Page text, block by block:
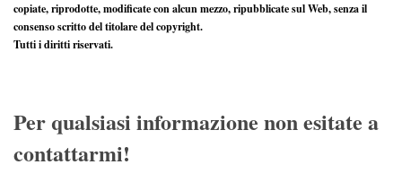
copiate, riprodotte, modificate con alcun mezzo, ripubblicate sul Web, senza il
consenso scritto del titolare del copyright.
Tutti i diritti riservati.
Per qualsiasi informazione non esitate a
contattarmi!